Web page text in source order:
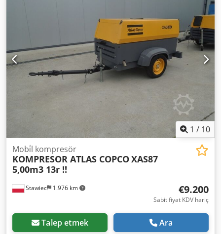
makinenin nasıl çalıştığını gösteren bir video bağlantısı
1 / 10
Stawiec 1.976 km
Mobi̇l kompresör
KOMPRESOR ATLAS COPCOXAS87
5,00m3 13r !!
€9.200
Sabit fiyat KDV hariç
Talep etmek Ara